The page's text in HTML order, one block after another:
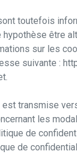
toutefois
hypothèse être
sur les
suivante :
transmise
les
de
de